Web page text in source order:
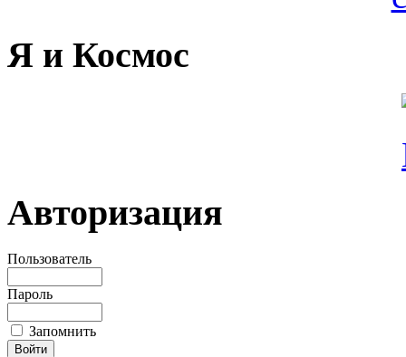
Я и Космос
Авторизация
Пользователь
Пароль
Запомнить